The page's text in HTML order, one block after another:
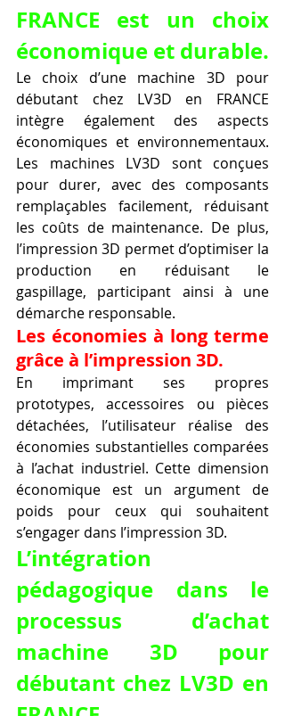
FRANCE est un choix
économique et durable.
Le choix d’une machine 3D pour
débutant chez LV3D en FRANCE
intègre également des aspects
économiques et environnementaux.
Les machines LV3D sont conçues
pour durer, avec des composants
remplaçables facilement, réduisant
les coûts de maintenance. De plus,
l’impression 3D permet d’optimiser la
production en réduisant le
gaspillage, participant ainsi à une
démarche responsable.
Les économies à long terme
grâce à l’impression 3D.
En imprimant ses propres
prototypes, accessoires ou pièces
détachées, l’utilisateur réalise des
économies substantielles comparées
à l’achat industriel. Cette dimension
économique est un argument de
poids pour ceux qui souhaitent
s’engager dans l’impression 3D.
L’intégration
pédagogique dans le
processus d’achat
machine 3D pour
débutant chez LV3D en